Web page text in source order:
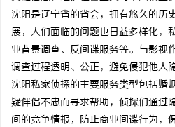
沈阳是辽宁省的省会，拥有悠久的历
展，人们面临的问题也日益多样化，
业背景调查、反间谍服务等。与影视
调查过程透明、公正，避免侵犯他人
沈阳私家侦探的主要服务类型包括婚
疑伴侣不忠而寻求帮助，侦探们通过
间的竞争情报，防止商业间谍行为，